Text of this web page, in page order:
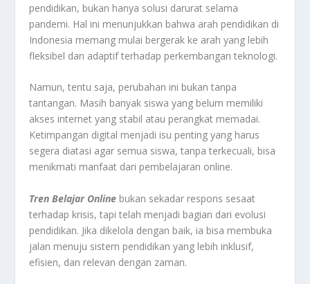
pendidikan, bukan hanya solusi darurat selama
pandemi. Hal ini menunjukkan bahwa arah pendidikan di
Indonesia memang mulai bergerak ke arah yang lebih
fleksibel dan adaptif terhadap perkembangan teknologi.
Namun, tentu saja, perubahan ini bukan tanpa
tantangan. Masih banyak siswa yang belum memiliki
akses internet yang stabil atau perangkat memadai.
Ketimpangan digital menjadi isu penting yang harus
segera diatasi agar semua siswa, tanpa terkecuali, bisa
menikmati manfaat dari pembelajaran online.
Tren Belajar Online bukan sekadar respons sesaat
terhadap krisis, tapi telah menjadi bagian dari evolusi
pendidikan. Jika dikelola dengan baik, ia bisa membuka
jalan menuju sistem pendidikan yang lebih inklusif,
efisien, dan relevan dengan zaman.